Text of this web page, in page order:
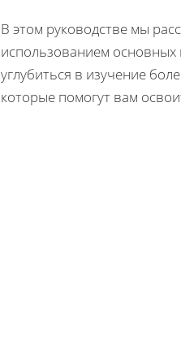
В этом руководстве мы
использованием основных
углубиться в изучение
которые помогут вам